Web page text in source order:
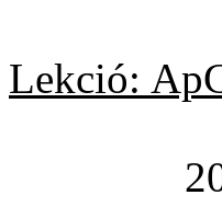
Lekció:
2007.